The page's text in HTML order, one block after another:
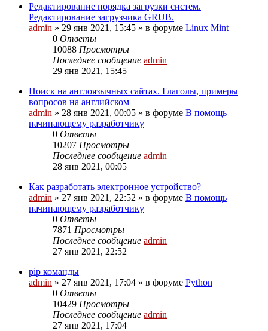
Редактирование порядка загрузки систем.
Редактирование загрузчика GRUB.
admin » 29 янв 2021, 15:45 » в форуме Linux Mint
0 Ответы
10088 Просмотры
Последнее сообщение admin
29 янв 2021, 15:45
Поиск на англоязычных сайтах. Глаголы, примеры
вопросов на английском
admin » 28 янв 2021, 00:05 » в форуме В помощь
начинающему разработчику
0 Ответы
10207 Просмотры
Последнее сообщение admin
28 янв 2021, 00:05
Как разработать электронное устройство?
admin » 27 янв 2021, 22:52 » в форуме В помощь
начинающему разработчику
0 Ответы
7871 Просмотры
Последнее сообщение admin
27 янв 2021, 22:52
pip команды
admin » 27 янв 2021, 17:04 » в форуме Python
0 Ответы
10429 Просмотры
Последнее сообщение admin
27 янв 2021, 17:04